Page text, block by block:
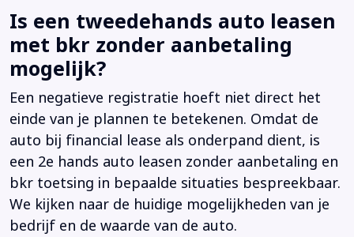
Is een tweedehands auto leasen
met bkr zonder aanbetaling
mogelijk?
Een negatieve registratie hoeft niet direct het
einde van je plannen te betekenen. Omdat de
auto bij financial lease als onderpand dient, is
een 2e hands auto leasen zonder aanbetaling en
bkr toetsing in bepaalde situaties bespreekbaar.
We kijken naar de huidige mogelijkheden van je
bedrijf en de waarde van de auto.